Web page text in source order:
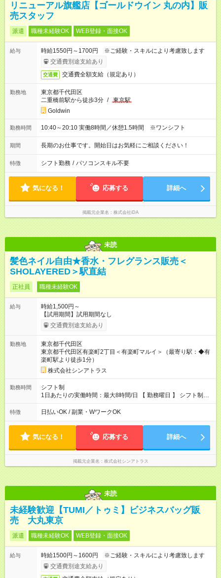
リニューアル旗艦店【ゴールドウイン 丸の内】販
売スタッフ
派遣 職種未経験OK WEB登録・面接OK
給与
時給1550円～1700円 ※ご経験・スキルにより考慮致します
交通費別途支給あり
交通費 交通費全額支給（規定あり）
勤務地
東京都千代田区
二重橋前駅から徒歩3分 / 東京駅
Goldwin
勤務時間 10:40～20:10 実働8時間／休憩1.5時間 ※ワンシフト
期間 長期のお仕事です。開始日はお気軽にご相談ください！
特徴 シフト勤務 / パソコンスキル不要
気になる！ 応募する 詳細へ
掲載元企業名 株式会社iDA
未読
髪色ネイル自由★香水・フレグランス販売＜
SHOLAYERED＞駅直結
正社員 職種未経験OK
給与
時給1,500円～
【試用期間】試用期間なし
交通費別途支給あり
勤務地
東京都千代田区
東京都千代田区有楽町2丁目＜有楽町マルイ＞（最寄り駅：◆有
楽町駅より徒歩1分）
株式会社シンアトラス
勤務時間
シフト制
1日あたりの実働時間：最大8時間/日 【 勤務曜日 】 シフト制
土日祝含む週5日勤務 ※希望休み出せます。 【勤務時間】 9：30
～21：30 の間でシフト制（実働8ｈ＋休憩1h） シフト例（9時
ません
特徴 日払いOK / 副業・WワークOK
気になる！ 応募する 詳細へ
掲載元企業名 株式会社シンアトラス
未読
未経験歓迎【TUMI／トゥミ】ビジネスバッグ販
売 大丸東京
派遣 職種未経験OK WEB登録・面接OK
給与
時給1500円～1600円 ※ご経験・スキルにより考慮致します
交通費別途支給あり